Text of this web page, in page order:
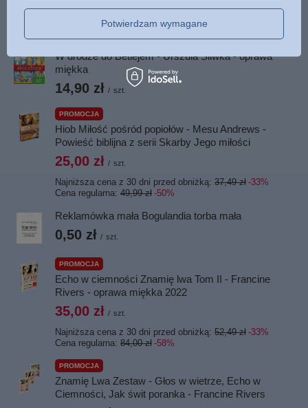
Żołądek
W drodze do Betlejem - Urszula Śliwka - oprawa
miękka
14,90 zł / szt.
PROMOCJA
Hiob Miłość pośród popiołów - Mesu Andrews -
Powieść biblijna z serii Skarby Jego miłości
25,00 zł / szt.
Najniższa cena z 30 dni przed obniżką: 37,49 zł -33%
Cena regularna: 49,99 zł -50%
Reklamówka mała Bogulandia torba mała
0,50 zł / szt.
PROMOCJA
Echo w ciemności Znamię lwa Tom II - Francine
Rivers - oprawa miękka 2022
35,00 zł / szt.
Najniższa cena z 30 dni przed obniżką: 52,49 zł -33%
Cena regularna: 84,00 zł -58%
PROMOCJA
Znamię Lwa Zestaw - Głos w wietrze, Echo w
Ciemności, Jak świt poranka - Francine Rivers
Potwierdzam wymagane